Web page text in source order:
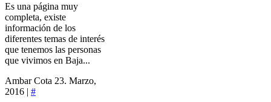
Es una página muy
completa, existe
información de los
diferentes temas de interés
que tenemos las personas
que vivimos en Baja...
Ambar Cota 23. Marzo,
2016 | #